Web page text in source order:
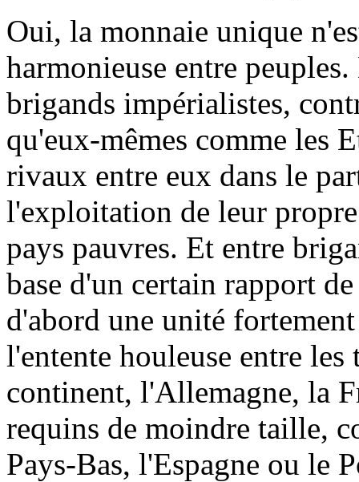
Oui, la monnaie unique
harmonieuse entre
brigands impérialistes,
qu'eux-mêmes comme les
rivaux entre eux dans le
l'exploitation de leur
pays pauvres. Et entre
base d'un certain rapport
d'abord une unité
l'entente houleuse entre
continent, l'Allemagne, la
requins de moindre taille,
Pays-Bas, l'Espagne ou le